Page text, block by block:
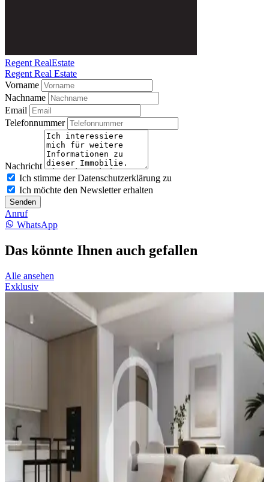
Regent RealEstate
Regent Real Estate
Vorname
Nachname
Email
Telefonnummer
Nachricht
Ich stimme der Datenschutzerklärung zu
Ich möchte den Newsletter erhalten
Senden
Anruf
WhatsApp
Das könnte Ihnen auch gefallen
Alle ansehen
Exklusiv